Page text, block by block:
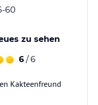
60
zu sehen
6 / 6
Kakteenfreund